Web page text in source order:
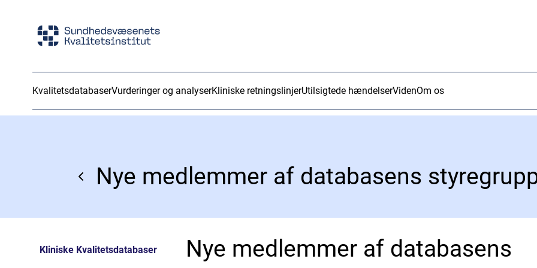
KvalitetsdatabaserVurderinger og analyserKliniske retningslinjerUtilsigtede hændelserVidenOm os
Nye medlemmer af databasens
Kliniske Kvalitetsdatabaser
Nye medlemmer af databasens